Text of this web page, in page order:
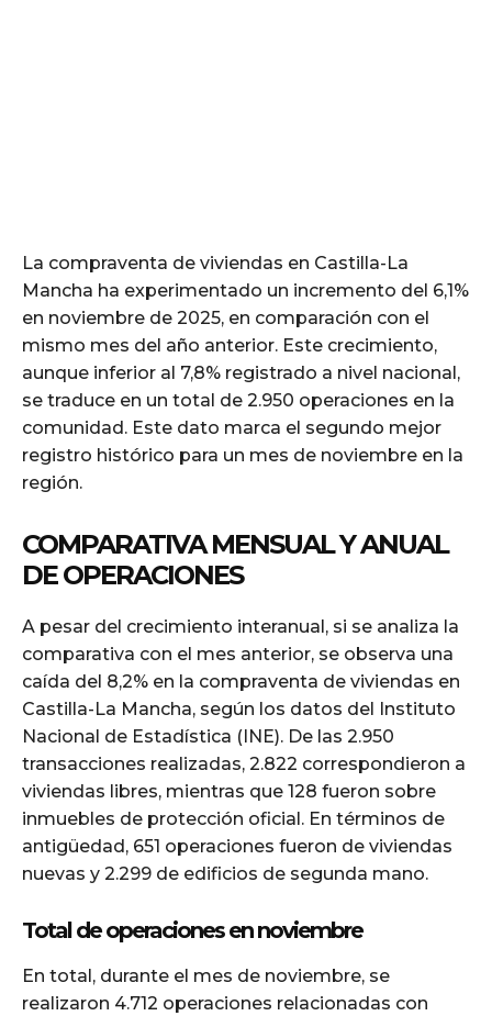
La compraventa de viviendas en Castilla-La
Mancha ha experimentado un incremento del 6,1%
en noviembre de 2025, en comparación con el
mismo mes del año anterior. Este crecimiento,
aunque inferior al 7,8% registrado a nivel nacional,
se traduce en un total de 2.950 operaciones en la
comunidad. Este dato marca el segundo mejor
registro histórico para un mes de noviembre en la
región.
COMPARATIVA MENSUAL Y ANUAL
DE OPERACIONES
A pesar del crecimiento interanual, si se analiza la
comparativa con el mes anterior, se observa una
caída del 8,2% en la compraventa de viviendas en
Castilla-La Mancha, según los datos del Instituto
Nacional de Estadística (INE). De las 2.950
transacciones realizadas, 2.822 correspondieron a
viviendas libres, mientras que 128 fueron sobre
inmuebles de protección oficial. En términos de
antigüedad, 651 operaciones fueron de viviendas
nuevas y 2.299 de edificios de segunda mano.
Total de operaciones en noviembre
En total, durante el mes de noviembre, se
realizaron 4.712 operaciones relacionadas con